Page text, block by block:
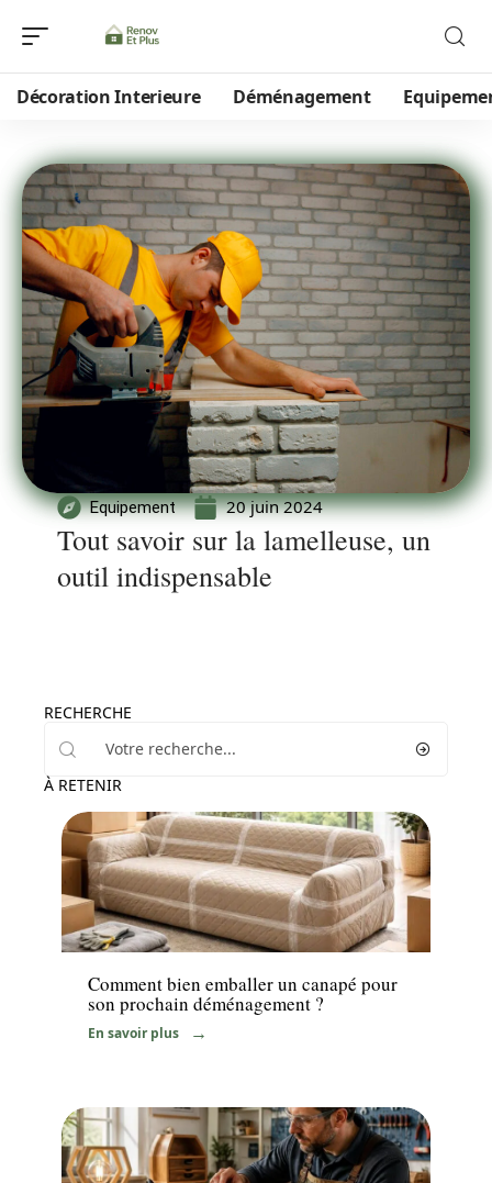
Décoration Interieure Déménagement
Equipement 20 juin 2024
Tout savoir sur la lamelleuse, un
outil indispensable
RECHERCHE
À RETENIR
Déménagement
Comment bien emballer un canapé pour
son prochain déménagement ?
En savoir plus